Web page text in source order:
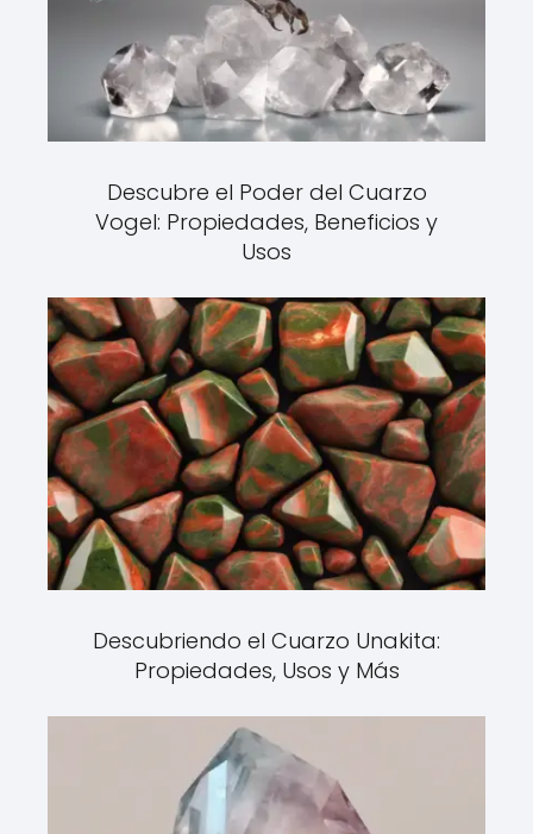
Descubre el Poder del Cuarzo
Vogel: Propiedades, Beneficios y
Usos
Descubriendo el Cuarzo Unakita:
Propiedades, Usos y Más